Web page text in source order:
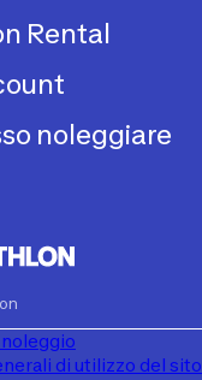
Rental
noleggiare
di utilizzo del sito